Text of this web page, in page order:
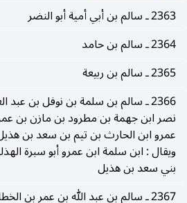
2363 ـ سالم بن أبي أمية أبو النضر
2364 ـ سالم بن حامد
2365 ـ سالم بن ربيعة
2366 ـ سالم بن سلمة بن نوفل بن عبد
نصر ابن جهمة بن مطرود بن مازن بن
عمرو ابن الحارث بن تيم بن سعد بن
ويقال : ابن سلمة ابن عمرو أبو سبرة
بني سعد بن هذيل
2367 ـ سالم بن عبد الله بن عمر بن
١